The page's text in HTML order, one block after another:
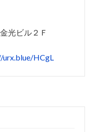
光ビル２Ｆ
HCgL